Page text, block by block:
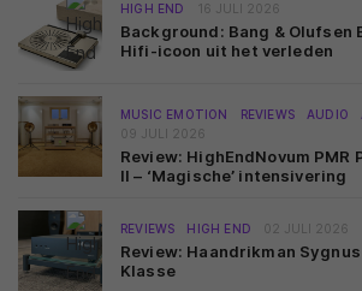
HIGH END 16 JULI 2026
Background: Bang & Olufsen
Hifi-icoon uit het verleden
MUSIC EMOTION REVIEWS AUDIO
09 JULI 2026
Review: HighEndNovum PMR
II – ‘Magische’ intensivering
REVIEWS HIGH END 02 JULI 2026
Review: Haandrikman Sygnus
Klasse